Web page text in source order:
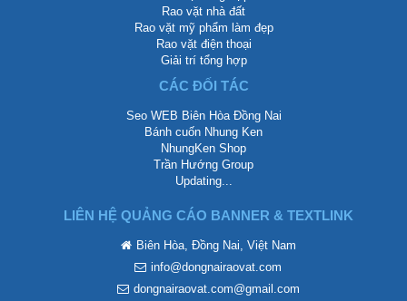
Rao vặt nhà đất
Rao vặt mỹ phẩm làm đẹp
Rao vặt điện thoại
Giải trí tổng hợp
CÁC ĐỐI TÁC
Seo WEB Biên Hòa Đồng Nai
Bánh cuốn Nhung Ken
NhungKen Shop
Trần Hướng Group
Updating...
LIÊN HỆ QUẢNG CÁO BANNER & TEXTLINK
Biên Hòa, Đồng Nai, Việt Nam
info@dongnairaovat.com
dongnairaovat.com@gmail.com